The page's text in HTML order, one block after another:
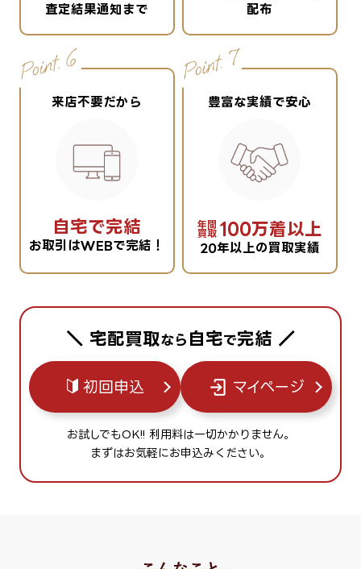
査定結果通知まで
配布
来店不要だから
自宅で完結
お取引はWEBで完結！
豊富な実績で安心
年間
買取 100万着以上
20年以上の買取実績
＼ 宅配買取なら 自宅で完結 ／
初回申込 マイページ
お試しでもOK!! 利用料は一切かかりません。
まずはお気軽にお申込みください。